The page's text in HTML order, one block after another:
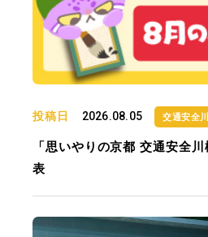
投稿日 2026.08.05 交通安全
「思いやりの京都 交通安全
表